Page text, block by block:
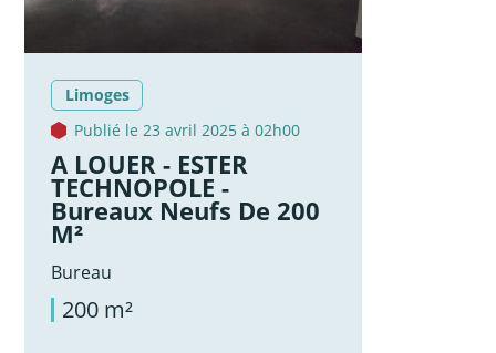
Limoges
Publié le 23 avril 2025 à 02h00
A LOUER - ESTER
TECHNOPOLE -
Bureaux Neufs De 200
M²
Bureau
200 m²